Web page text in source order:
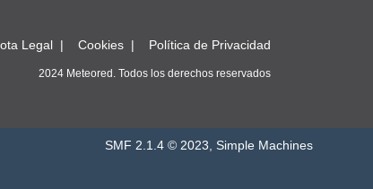
Legal Cookies Política de Privacidad
2024 Meteored. Todos los derechos reservados
SMF 2.1.4 © 2023, Simple Machines